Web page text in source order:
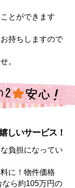
とができます
持ちしますので
。
しいサービス！
負担になってい
に！物件価格
なら約105万円の